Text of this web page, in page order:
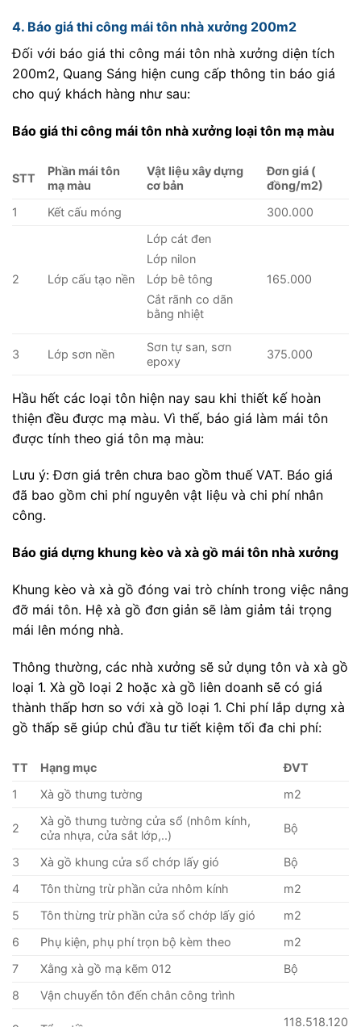
4. Báo giá thi công mái tôn nhà xưởng 200m2
Đối với báo giá thi công mái tôn nhà xưởng diện tích
200m2, Quang Sáng hiện cung cấp thông tin báo giá
cho quý khách hàng như sau:
Báo giá thi công mái tôn nhà xưởng loại tôn mạ màu
STT
Phần mái tôn
mạ màu
Vật liệu xây dựng
cơ bản
Đơn giá (
đồng/m2)
1
Kết cấu móng 300.000
2 Lớp cấu tạo nền
Lớp cát đen
Lớp nilon
Lớp bê tông
Cắt rãnh co dãn
bằng nhiệt
165.000
3 Lớp sơn nền
Sơn tự san, sơn
epoxy
375.000
Hầu hết các loại tôn hiện nay sau khi thiết kế hoàn
thiện đều được mạ màu. Vì thế, báo giá làm mái tôn
được tính theo giá tôn mạ màu:
Lưu ý: Đơn giá trên chưa bao gồm thuế VAT. Báo giá
đã bao gồm chi phí nguyên vật liệu và chi phí nhân
công.
Báo giá dựng khung kèo và xà gồ mái tôn nhà xưởng
Khung kèo và xà gồ đóng vai trò chính trong việc nâng
đỡ mái tôn. Hệ xà gồ đơn giản sẽ làm giảm tải trọng
mái lên móng nhà.
Thông thường, các nhà xưởng sẽ sử dụng tôn và xà gồ
loại 1. Xà gồ loại 2 hoặc xà gồ liên doanh sẽ có giá
thành thấp hơn so với xà gồ loại 1. Chi phí lắp dựng xà
gồ thấp sẽ giúp chủ đầu tư tiết kiệm tối đa chi phí:
TT Hạng mục
ĐVT
1
Xà gồ thưng tường m2
2
Xà gồ thưng tường cửa sổ (nhôm kính,
cửa nhựa, cửa sắt lớp,..)
Bộ
3 Xà gồ khung cửa sổ chớp lấy gió
Bộ
4
Tôn thừng trừ phần cửa nhôm kính
m2
5
Tôn thừng trừ phần cửa sổ chớp lấy gió
m2
6
Phụ kiện, phụ phí trọn bộ kèm theo
m2
7
Xằng xà gồ mạ kẽm 012
Bộ
8
Vận chuyển tôn đến chân công trình
118.518.120